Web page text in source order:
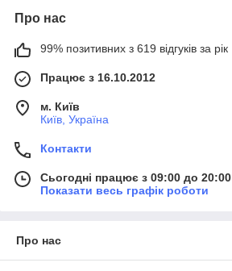
Про нас
99% позитивних з 619 відгуків за рік
Працює з 16.10.2012
м. Київ
Київ, Україна
Контакти
Сьогодні працює з 09:00 до 20:00
Показати весь графік роботи
Про нас